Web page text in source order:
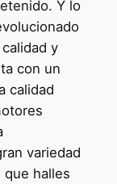
Y lo
y
con un
calidad
variedad
que halles